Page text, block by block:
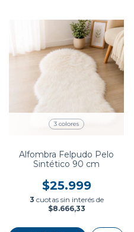
3 colores
Alfombra Felpudo Pelo
Sintético 90 cm
$25.999
3 cuotas sin interés de
$8.666,33